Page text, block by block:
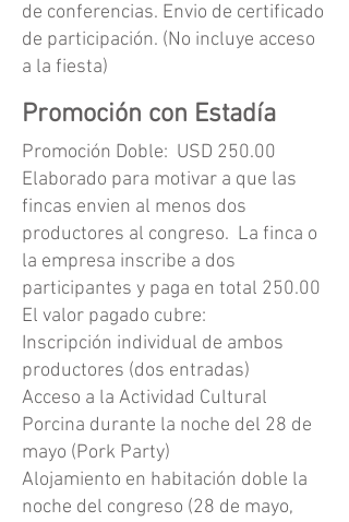
de conferencias. Envio de certificado
de participación. (No incluye acceso
a la fiesta)
Promoción con Estadía
Promoción Doble: USD 250.00
Elaborado para motivar a que las
fincas envien al menos dos
productores al congreso. La finca o
la empresa inscribe a dos
participantes y paga en total 250.00
El valor pagado cubre:
Inscripción individual de ambos
productores (dos entradas)
Acceso a la Actividad Cultural
Porcina durante la noche del 28 de
mayo (Pork Party)
Alojamiento en habitación doble la
noche del congreso (28 de mayo,